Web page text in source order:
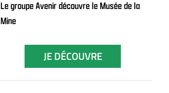
Le groupe Avenir découvre le Musée de la
Mine
JE DÉCOUVRE